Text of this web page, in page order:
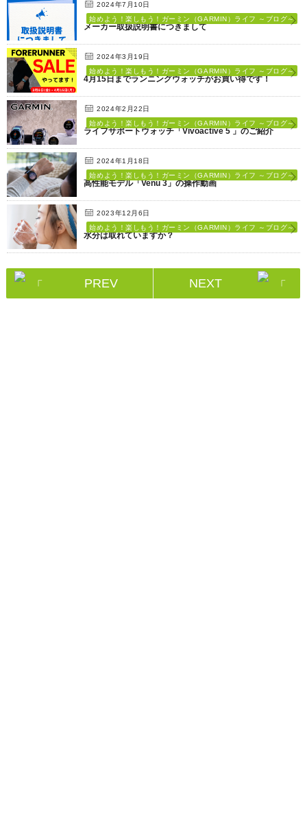
2024年7月10日
始めよう！楽しもう！ガーミン（GARMIN）ライフ ～ブログ～
メーカー取扱説明書につきまして
2024年3月19日
始めよう！楽しもう！ガーミン（GARMIN）ライフ ～ブログ～
4月15日までランニングウォッチがお買い得です！
2024年2月22日
始めよう！楽しもう！ガーミン（GARMIN）ライフ ～ブログ～
ライフサポートウォッチ「Vivoactive 5 」のご紹介
2024年1月18日
始めよう！楽しもう！ガーミン（GARMIN）ライフ ～ブログ～
高性能モデル「Venu 3」の操作動画
2023年12月6日
始めよう！楽しもう！ガーミン（GARMIN）ライフ ～ブログ～
水分は取れていますか？
PREV NEXT